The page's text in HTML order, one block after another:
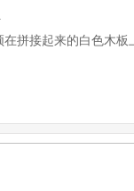
在拼接起来的白色木板